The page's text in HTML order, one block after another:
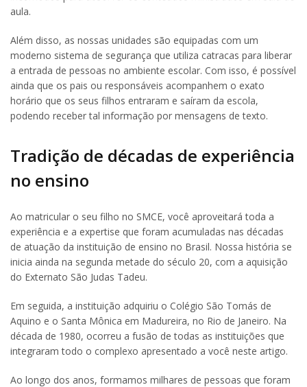
aula.
Além disso, as nossas unidades são equipadas com um
moderno sistema de segurança que utiliza catracas para liberar
a entrada de pessoas no ambiente escolar. Com isso, é possível
ainda que os pais ou responsáveis acompanhem o exato
horário que os seus filhos entraram e saíram da escola,
podendo receber tal informação por mensagens de texto.
Tradição de décadas de experiência
no ensino
Ao matricular o seu filho no SMCE, você aproveitará toda a
experiência e a expertise que foram acumuladas nas décadas
de atuação da instituição de ensino no Brasil. Nossa história se
inicia ainda na segunda metade do século 20, com a aquisição
do Externato São Judas Tadeu.
Em seguida, a instituição adquiriu o Colégio São Tomás de
Aquino e o Santa Mônica em Madureira, no Rio de Janeiro. Na
década de 1980, ocorreu a fusão de todas as instituições que
integraram todo o complexo apresentado a você neste artigo.
Ao longo dos anos, formamos milhares de pessoas que foram